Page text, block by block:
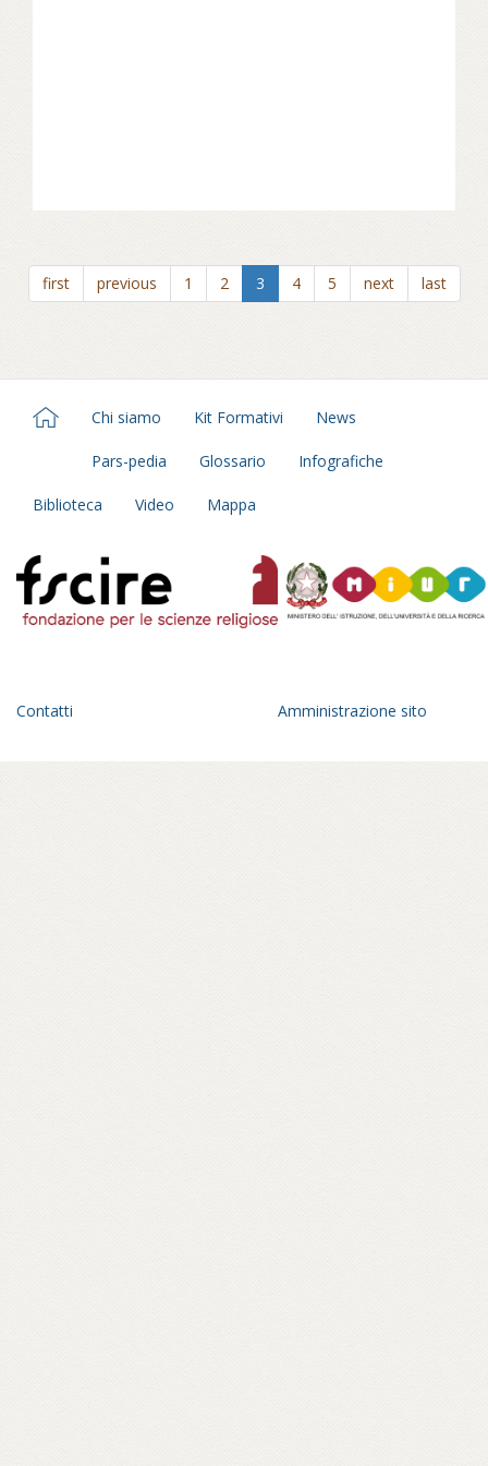
first previous 1 2 3 4 5 next last
Chi siamo Kit Formativi News
Pars-pedia Glossario Infografiche
Biblioteca Video Mappa
Contatti Amministrazione sito